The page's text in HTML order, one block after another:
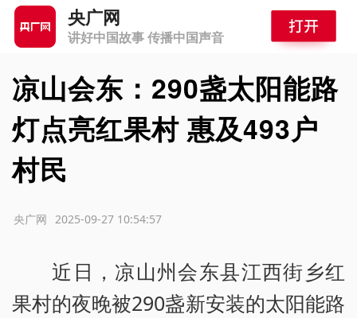
央广网
讲好中国故事 传播中国声音
凉山会东：290盏太阳能路
灯点亮红果村 惠及493户
村民
2025-09-27 10:54:57
央广网
近日，凉山州会东县江西街乡红
果村的夜晚被290盏新安装的太阳能路